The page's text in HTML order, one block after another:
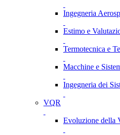
Ingegneria
Estimo e
Termotecnica e
Macchine e
Ingegneria dei
VQR
Evoluzione della